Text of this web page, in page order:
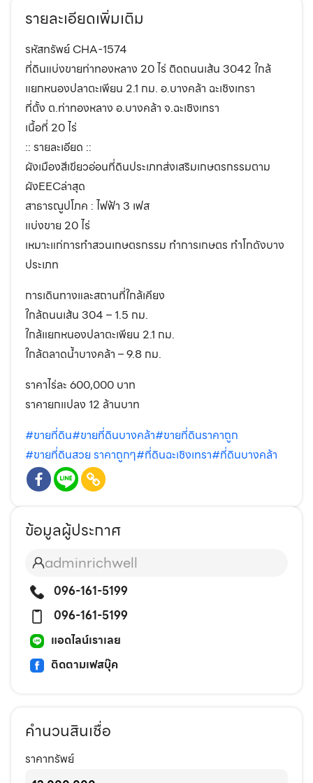
รายละเอียดเพิ่มเติม
รหัสทรัพย์ CHA-1574
ที่ดินแบ่งขายท่าทองหลาง 20 ไร่ ติดถนนเส้น 3042 ใกล้
แยกหนองปลาตะเพียน 2.1 กม. อ.บางคล้า ฉะเชิงเทรา
ที่ตั้ง ต.ท่าทองหลาง อ.บางคล้า จ.ฉะเชิงเทรา
เนื้อที่ 20 ไร่
:: รายละเอียด ::
ผังเมืองสีเขียวอ่อนที่ดินประเภทส่งเสริมเกษตรกรรมตาม
ผังEECล่าสุด
สาธารณูปโภค : ไฟฟ้า 3 เฟส
แบ่งขาย 20 ไร่
เหมาะแก่การทำสวนเกษตรกรรม ทำการเกษตร ทำโกดังบาง
ประเภท
การเดินทางและสถานที่ใกล้เคียง
ใกล้ถนนเส้น 304 – 1.5 กม.
ใกล้แยกหนองปลาตะเพียน 2.1 กม.
ใกล้ตลาดน้ำบางคล้า – 9.8 กม.
ราคาไร่ละ 600,000 บาท
ราคายกแปลง 12 ล้านบาท
#ขายที่ดิน#ขายที่ดินบางคล้า#ขายที่ดินราคาถูก
#ขายที่ดินสวย ราคาถูกๆ#ที่ดินฉะเชิงเทรา#ที่ดินบางคล้า
ข้อมูลผู้ประกาศ
adminrichwell
096-161-5199
096-161-5199
แอดไลน์เราเลย
ติดตามเฟสบุ๊ค
คำนวนสินเชื่อ
ราคาทรัพย์